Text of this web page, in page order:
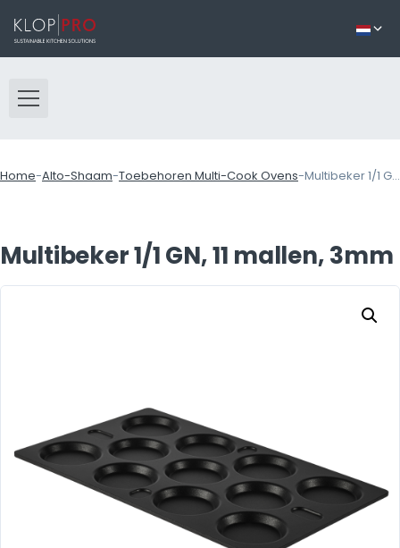
Home-Alto-Shaam-Toebehoren Multi-Cook Ovens-Multibeker 1/1 GN, 11 mallen, 3mm
Multibeker 1/1 GN, 11 mallen, 3mm